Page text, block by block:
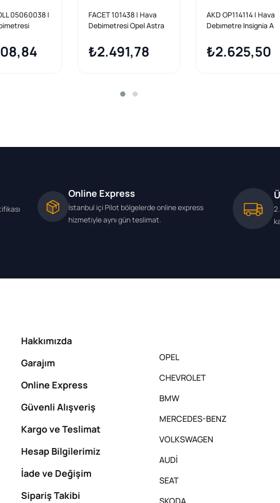
05060038 |
FACET 101438 | Hava
Debimetresi Opel Astra
A20DTH
₺2.491,78
AKD OP114114 | Hava
Debımetre Insignia A
A20dtr
₺2.625,50
Online Express
İstanbul içi Pilot bölgelerde online express
hizmetiyle aynı gün teslimat.
Hakkımızda
Garajım
Online Express
Güvenli Alışveriş
Kargo ve Teslimat
Hesap Bilgilerimiz
İade ve Değişim
Sipariş Takibi
OPEL
CHEVROLET
BMW
MERCEDES-BENZ
VOLKSWAGEN
AUDİ
SEAT